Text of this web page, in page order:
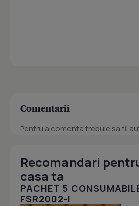
Comentarii
Pentru a comenta trebuie sa fii
Recomandari
casa ta
PACHET 5
FSR2002-I